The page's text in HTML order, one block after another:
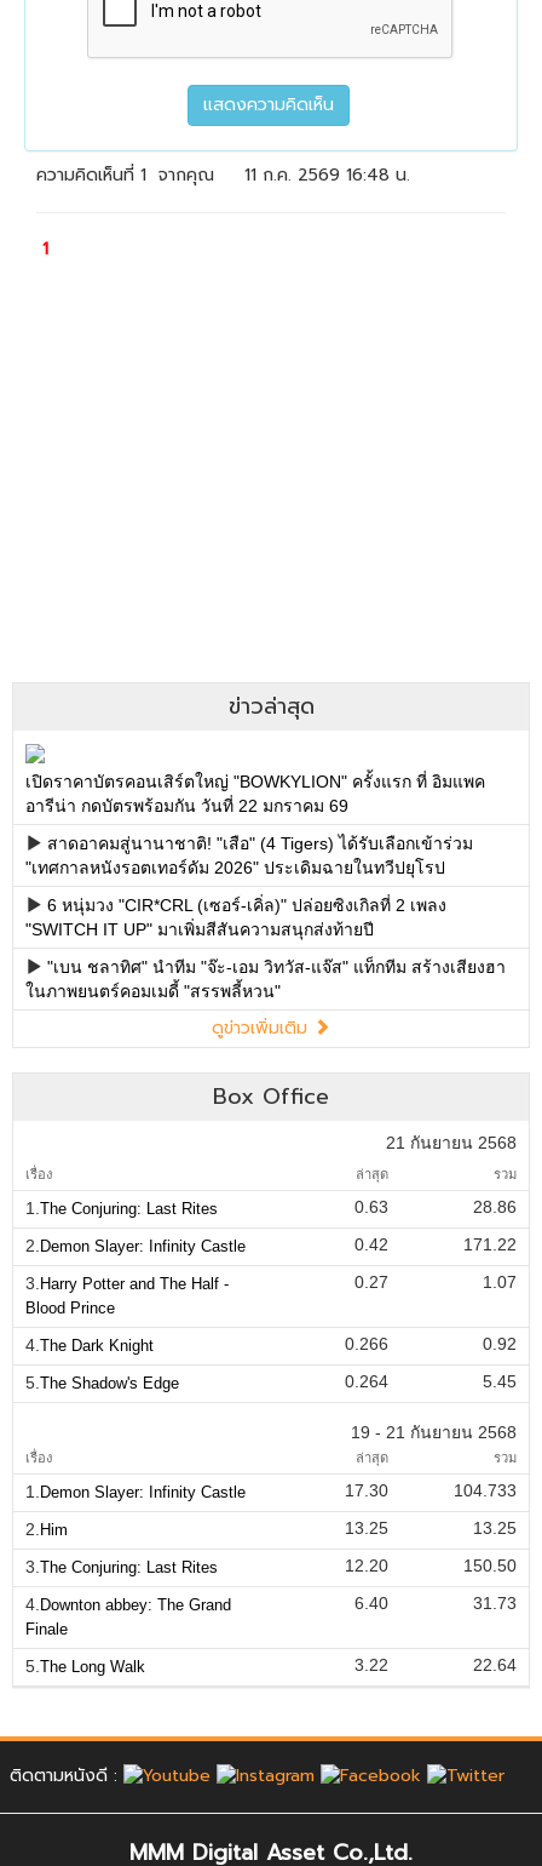
ข่าวล่าสุด
เปิดราคาบัตรคอนเสิร์ตใหญ่ "BOWKYLION" ครั้งแรก ที่ อิมแพค
อารีน่า กดบัตรพร้อมกัน วันที่ 22 มกราคม 69
สาดอาคมสู่นานาชาติ! "เสือ" (4 Tigers) ได้รับเลือกเข้าร่วม
"เทศกาลหนังรอตเทอร์ดัม 2026" ประเดิมฉายในทวีปยุโรป
6 หนุ่มวง "CIR*CRL (เซอร์-เคิ่ล)" ปล่อยซิงเกิลที่ 2 เพลง
"SWITCH IT UP" มาเพิ่มสีสันความสนุกส่งท้ายปี
"เบน ชลาทิศ" นำทีม "จ๊ะ-เอม วิทวัส-แจ๊ส" แท็กทีม สร้างเสียงฮา
ในภาพยนตร์คอมเมดี้ "สรรพลี้หวน"
ดูข่าวเพิ่มเติม
Box Office
21 กันยายน 2568
เรื่อง ล่าสุด รวม
1. The Conjuring: Last Rites 0.63
28.86
2. Demon Slayer: Infinity Castle 0.42
171.22
3. Harry Potter and The Half -
Blood Prince
0.27 1.07
4. The Dark Knight 0.266
0.92
5. The Shadow's Edge 0.264 5.45
19 - 21 กันยายน 2568
เรื่อง ล่าสุด รวม
1. Demon Slayer: Infinity Castle 17.30
104.733
2. Him 13.25
13.25
3. The Conjuring: Last Rites 12.20
150.50
4. Downton abbey: The Grand
Finale
6.40 31.73
5. The Long Walk 3.22 22.64
ติดตามหนังดี :
MMM Digital Asset Co.,Ltd.